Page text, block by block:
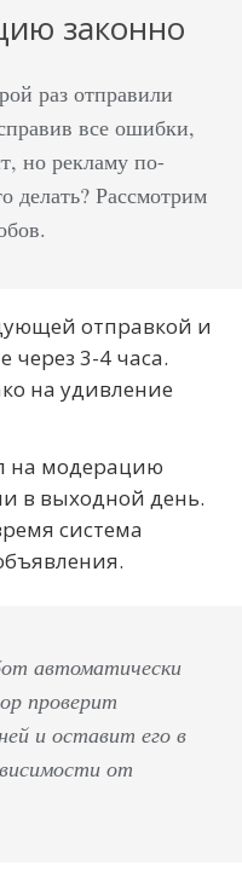
законно
раз отправили
все ошибки,
но рекламу по-
делать? Рассмотрим
отправкой и
через 3-4 часа.
на удивление
на модерацию
в выходной день.
система
автоматически
проверит
и оставит его в
от